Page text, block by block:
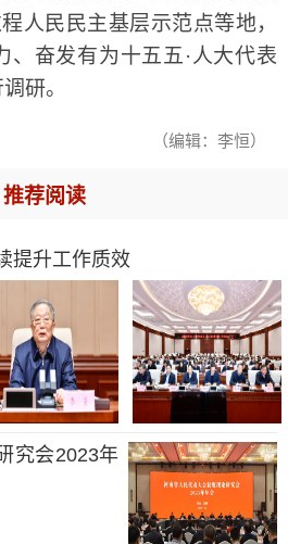
人民民主基层示范点等地，
、奋发有为十五五·人大代表
研。
（编辑：李恒）
推荐阅读
提升工作质效
究会2023年